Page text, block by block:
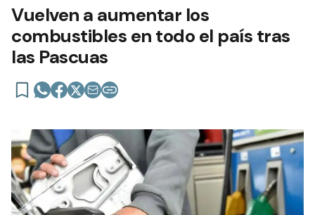
Vuelven a aumentar los
combustibles en todo el país tras
las Pascuas